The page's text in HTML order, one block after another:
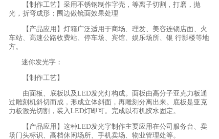
【制作工艺】采用不锈钢制作字壳，等离子切割，打磨，抛
光，折弯成形；围边做镜面效果处理
【产品应用】灯箱广泛适用于商场、理发、美容连锁店面、火
车站、高速公路收费站、停车场、宾馆、娱乐场所、银 行影楼等地
方。
迷你发光字：
【制作工艺】
由面板、底板以及LED发光灯构成。面板由高分子亚克力板通
过雕刻机斜切而成，形成立体斜面，再雕刻分离出来。底板是亚克
力板激光切割，装入LED灯即可。完成以有机胶水固定。
【产品应用】这种LED发光字制作主要应用在公司服务台、卖
场门头标识、高档休闲场所、手机卖场、物业管理处等。